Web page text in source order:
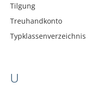
Tilgung
Treuhandkonto
Typklassenverzeichnis
U